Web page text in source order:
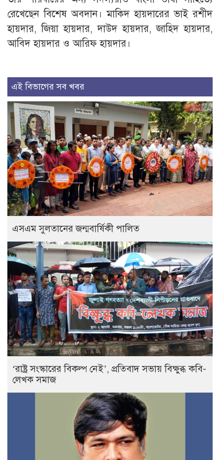
রেখেছেন বিশেষ অবদান। মাকিদ হায়দারের ভাই রশীদ
হায়দার, জিয়া হায়দার, দাউদ হায়দার, জাহিদ হায়দার,
আবিদ হায়দার ও আরিফ হায়দার।
এই বিভাগের সব খবর
এসএম সুলতানের জন্মবার্ষিকী পালিত
‘রাষ্ট্র সংস্কারের বিকল্প নেই’, প্রতিবাদ সভায় বিক্ষুব্ধ কবি-
লেখক সমাজ